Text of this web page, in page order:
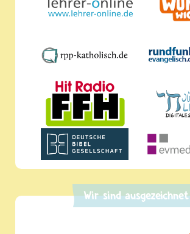
Wir sind ausgezeichnet